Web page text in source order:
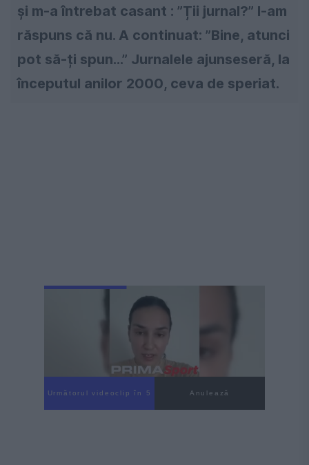
și m-a întrebat casant : ”Ții jurnal?” I-am
răspuns că nu. A continuat: ”Bine, atunci
pot să-ți spun...” Jurnalele ajunseseră, la
începutul anilor 2000, ceva de speriat.
Următorul videoclip în 3 Anulează